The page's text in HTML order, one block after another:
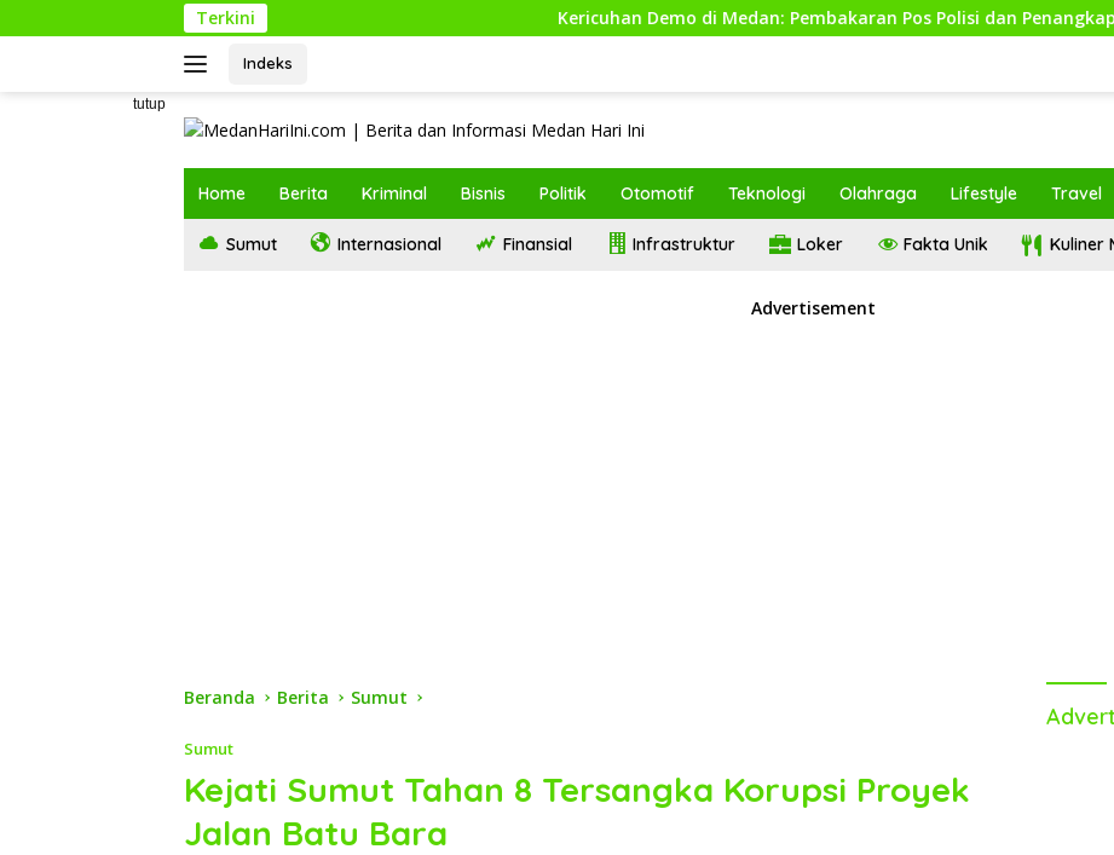
ke
Terkini Kericuhan Demo di Medan: Pembakaran Pos Polisi dan Penangkapan 19 Orang
Indeks
tutup
Home Berita Kriminal Bisnis Politik Otomotif Teknologi Olahraga Lifestyle Travel
Sumut Internasional Finansial Infrastruktur Loker Fakta Unik Kuliner
Advertisement
Beranda Berita Sumut
Sumut
Kejati Sumut Tahan 8 Tersangka Korupsi Proyek
Jalan Batu Bara